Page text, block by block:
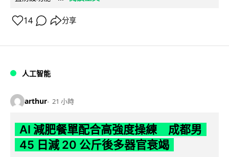
14 分享
人工智能
arthur 21 小時
AI 減肥餐單配合高強度操練 成都男
45 日減 20 公斤後多器官衰竭